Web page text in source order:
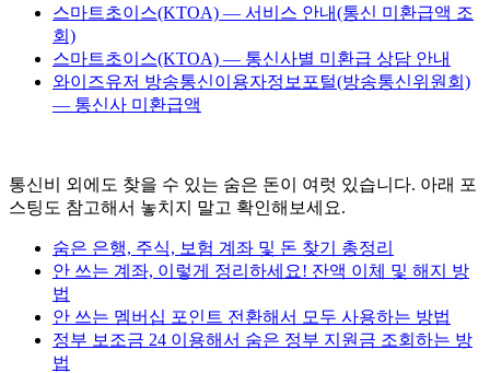
스마트초이스(KTOA) — 서비스 안내(통신 미환급액 조
회)
스마트초이스(KTOA) — 통신사별 미환급 상담 안내
와이즈유저 방송통신이용자정보포털(방송통신위원회)
— 통신사 미환급액
통신비 외에도 찾을 수 있는 숨은 돈이 여럿 있습니다. 아래 포
스팅도 참고해서 놓치지 말고 확인해보세요.
숨은 은행, 주식, 보험 계좌 및 돈 찾기 총정리
안 쓰는 계좌, 이렇게 정리하세요! 잔액 이체 및 해지 방
법
안 쓰는 멤버십 포인트 전환해서 모두 사용하는 방법
정부 보조금 24 이용해서 숨은 정부 지원금 조회하는 방
법